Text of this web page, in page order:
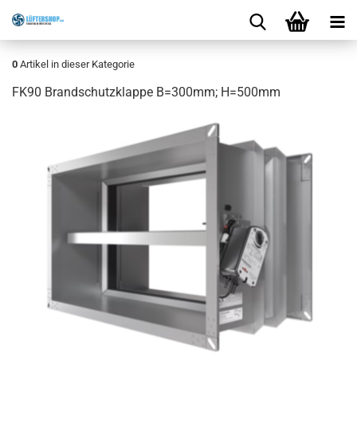
0 Artikel in dieser Kategorie
FK90 Brandschutzklappe B=300mm; H=500mm